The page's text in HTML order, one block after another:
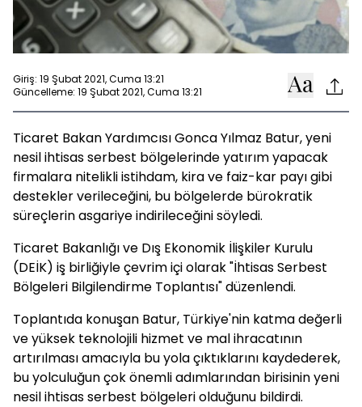
Giriş: 19 Şubat 2021, Cuma 13:21
Güncelleme: 19 Şubat 2021, Cuma 13:21
Ticaret Bakan Yardımcısı Gonca Yılmaz Batur, yeni
nesil ihtisas serbest bölgelerinde yatırım yapacak
firmalara nitelikli istihdam, kira ve faiz-kar payı gibi
destekler verileceğini, bu bölgelerde bürokratik
süreçlerin asgariye indirileceğini söyledi.
Ticaret Bakanlığı ve Dış Ekonomik İlişkiler Kurulu
(DEİK) iş birliğiyle çevrim içi olarak "İhtisas Serbest
Bölgeleri Bilgilendirme Toplantısı" düzenlendi.
Toplantıda konuşan Batur, Türkiye'nin katma değerli
ve yüksek teknolojili hizmet ve mal ihracatının
artırılması amacıyla bu yola çıktıklarını kaydederek,
bu yolculuğun çok önemli adımlarından birisinin yeni
nesil ihtisas serbest bölgeleri olduğunu bildirdi.